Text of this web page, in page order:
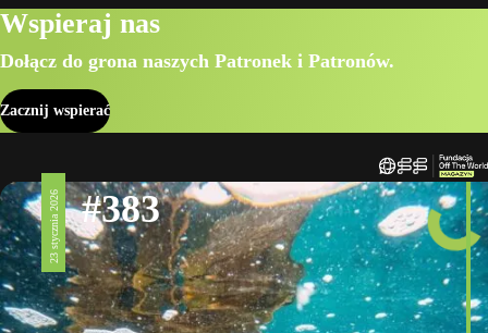
Wspieraj nas
Dołącz do grona naszych Patronek i Patronów.
Zacznij wspierać
23 stycznia 2026 #383